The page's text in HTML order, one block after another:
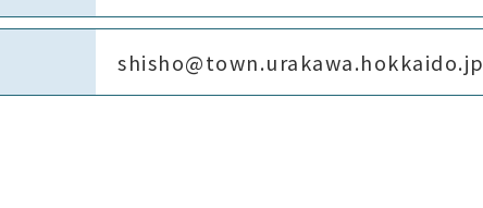
shisho@town.urakawa.hokkaido.jp